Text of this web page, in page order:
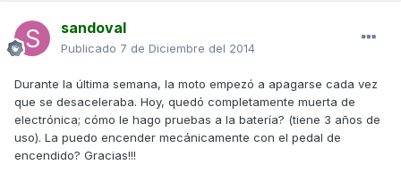
sandoval
Publicado 7 de Diciembre del 2014
Durante la última semana, la moto empezó a apagarse cada vez
que se desaceleraba. Hoy, quedó completamente muerta de
electrónica; cómo le hago pruebas a la batería? (tiene 3 años de
uso). La puedo encender mecánicamente con el pedal de
encendido? Gracias!!!